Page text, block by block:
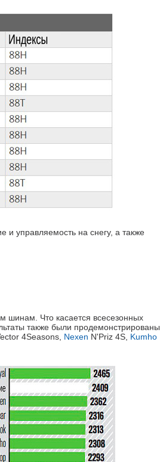
и управляемость на снегу, а также
шинам. Что касается всесезонных
также были продемонстрированы
4Seasons, Nexen N'Priz 4S, Kumho